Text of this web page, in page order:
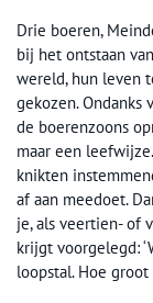
Drie boeren,
bij het ontstaan
wereld, hun leven
gekozen.
de boerenzoons
maar een
knikten
af aan meedoet.
je, als veertien- of
krijgt voorgelegd:
loopstal. Hoe groot